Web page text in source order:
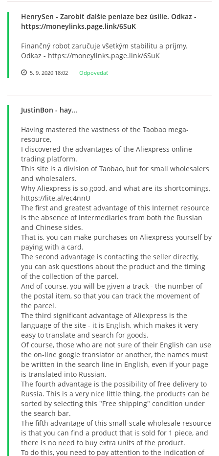
HenrySen - Zarobiť ďalšie peniaze bez úsilie. Odkaz -
https://moneylinks.page.link/6SuK
Finančný robot zaručuje všetkým stabilitu a príjmy.
Odkaz - https://moneylinks.page.link/6SuK
5. 9. 2020 18:02 Odpovedať
JustinBon - hay...
Having mastered the vastness of the Taobao mega-
resource,
I discovered the advantages of the Aliexpress online
trading platform.
This site is a division of Taobao, but for small wholesalers
and wholesalers.
Why Aliexpress is so good, and what are its shortcomings.
https://lite.al/ec4nnU
The first and greatest advantage of this Internet resource
is the absence of intermediaries from both the Russian
and Chinese sides.
That is, you can make purchases on Aliexpress yourself by
paying with a card.
The second advantage is contacting the seller directly,
you can ask questions about the product and the timing
of the collection of the parcel.
And of course, you will be given a track - the number of
the postal item, so that you can track the movement of
the parcel.
The third significant advantage of Aliexpress is the
language of the site - it is English, which makes it very
easy to translate and search for goods.
Of course, those who are not sure of their English can use
the on-line google translator or another, the names must
be written in the search line in English, even if your page
is translated into Russian.
The fourth advantage is the possibility of free delivery to
Russia. This is a very nice little thing, the products can be
sorted by selecting this "Free shipping" condition under
the search bar.
The fifth advantage of this small-scale wholesale resource
is that you can find a product that is sold for 1 piece, and
there is no need to buy extra units of the product.
To do this, you need to pay attention to the indication of